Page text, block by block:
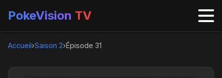
PokeVision TV
Accueil›Saison 2›Épisode 31